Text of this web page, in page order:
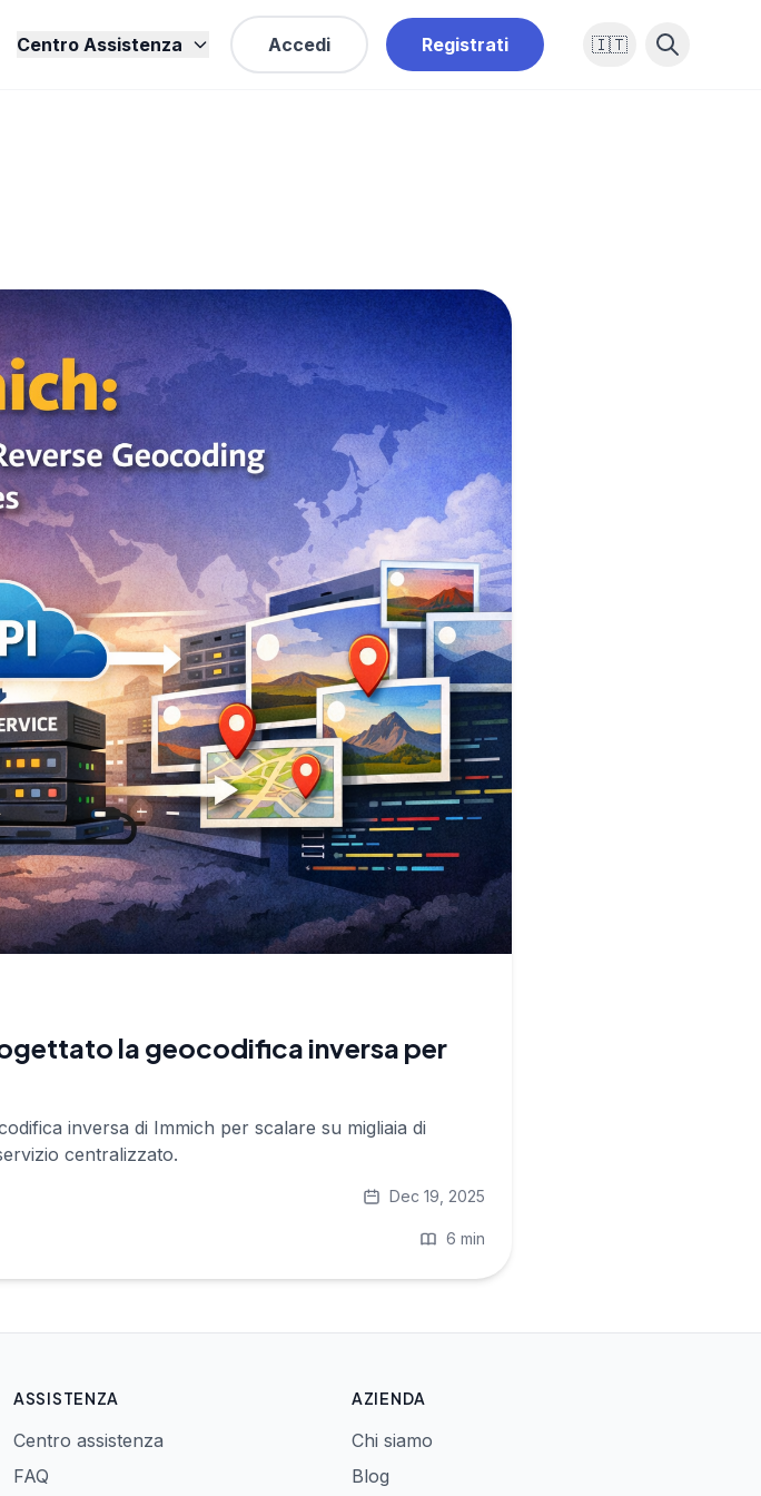
Centro Assistenza Accedi Registrati 🇮🇹
la geocodifica inversa per
inversa di Immich per scalare su migliaia di
centralizzato.
Dec 19, 2025
6 min
ASSISTENZA
Centro assistenza
FAQ
AZIENDA
Chi siamo
Blog